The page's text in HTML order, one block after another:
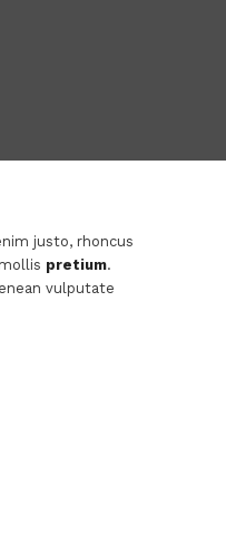
justo, rhoncus
pretium.
vulputate